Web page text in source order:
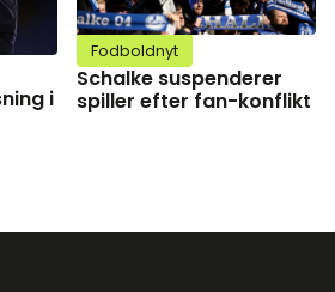
i
Fodboldnyt
Schalke suspenderer
spiller efter fan-konflikt